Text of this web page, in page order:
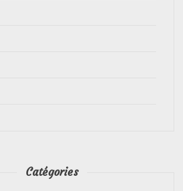
Catégories